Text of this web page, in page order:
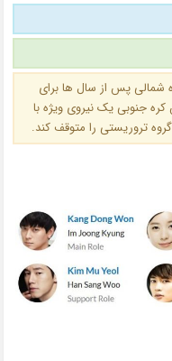
و کره شمالی پس از سال ها برای
جنوبی یک نیروی ویژه با
تروریستی را متوقف کند.